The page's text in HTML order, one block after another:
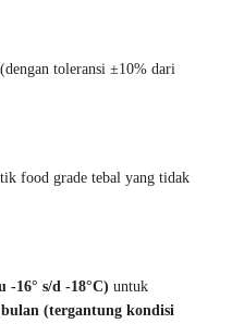
toleransi ±10% dari
food grade tebal yang tidak
-16° s/d -18°C) untuk
(tergantung kondisi